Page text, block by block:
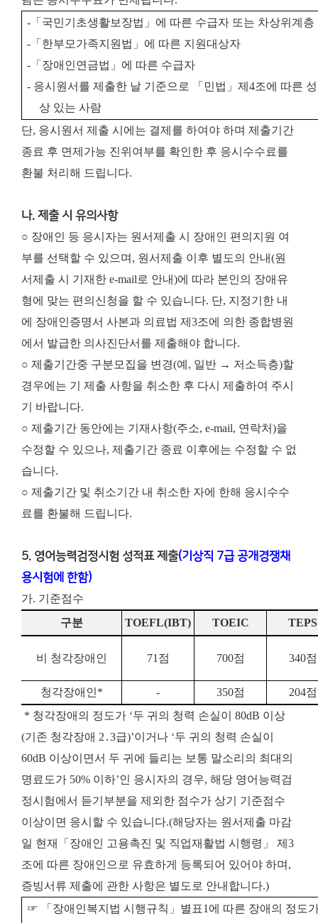
-「 국민기초생활보장법 」 에 따른 수급자 또는 차상위계층
-「 한부모가족지원법 」 에 따른 지원대상자
-「 장애인연금법 」 에 따른 수급자
- 응시원서를 제출한 날 기준으로 「 민법 」 제 4조에 따른
상 있는 사람
단, 응시원서 제출 시에는 결제를 하여야 하며 제출기간
종료 후 면제가능 진위여부를 확인한 후 응시수수료를
환불 처리해 드립니다.
나. 제출 시 유의사항
○ 장애인 등 응시자는 원서제출 시 장애인 편의지원 여
부를 선택할 수 있으며, 원서제출 이후 별도의 안내(원
서제출 시 기재한 e-mail로 안내)에 따라 본인의 장애유
형에 맞는 편의신청을 할 수 있습니다. 단, 지정기한 내
에 장애인증명서 사본과 의료법 제3조에 의한 종합병원
에서 발급한 의사진단서를 제출해야 합니다.
○ 제출기간중 구분모집을 변경(예, 일반 → 저소득층)할
경우에는 기 제출 사항을 취소한 후 다시 제출하여 주시
기 바랍니다.
○ 제출기간 동안에는 기재사항(주소, e-mail, 연락처)을
수정할 수 있으나, 제출기간 종료 이후에는 수정할 수 없
습니다.
○ 제출기간 및 취소기간 내 취소한 자에 한해 응시수수
료를 환불해 드립니다.
5. 영어능력검정시험 성적표 제출(기상직 7급 공개경쟁채
용시험에 한함)
가. 기준점수
구분
TOEFL(IBT) TOEIC TEPS
비 청각장애인 71점 700점 340점
청각장애인* - 350점
204점
* 청각장애의 정도가 ‘두 귀의 청력 손실이 80dB 이상
(기존 청각장애 2․3급)’이거나 ‘두 귀의 청력 손실이
60dB 이상이면서 두 귀에 들리는 보통 말소리의 최대의
명료도가 50% 이하’인 응시자의 경우, 해당 영어능력검
정시험에서 듣기부분을 제외한 점수가 상기 기준점수
이상이면 응시할 수 있습니다.(해당자는 원서제출 마감
일 현재「장애인 고용촉진 및 직업재활법 시행령」 제3
조에 따른 장애인으로 유효하게 등록되어 있어야 하며,
증빙서류 제출에 관한 사항은 별도로 안내합니다.)
☞
「 장애인복지법 시행규칙 」 별표1 에 따른 장애의 정도